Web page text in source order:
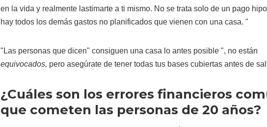
en la vida y realmente lastimarte a ti mismo. No se trata solo de un pago
hay todos los demás gastos no planificados que vienen con una casa. "
"Las personas que dicen" consiguen una casa lo antes posible ", no están
equivocados, pero asegúrate de tener todas tus bases cubiertas antes de
¿Cuáles son los errores financieros
que cometen las personas de 20 años?